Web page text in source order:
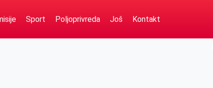
Sport Poljoprivreda Još Kontakt